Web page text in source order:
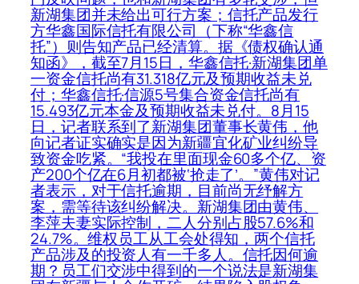
新湖集团并未给出可行方案；信托产品发行
方华鑫国际信托有限公司（下称“华鑫信
托”）则告知产品已经清算。据《债权确认通
知函》，截至7月15日，华鑫信托·新湖集团单
一资金信托尚有31.318亿元及预期收益未兑
付；华鑫信托·信源5号集合资金信托尚有
15.493亿元本金及预期收益未兑付。8月15
日，记者联系到了新湖集团董事长黄伟，他
向记者证实确实是因为新疆宜化矿业纠纷导
致资金吃紧。“我投在里面现金60多个亿、资
产200个亿在6月初都被‘抢走了’。”黄伟对记
者表示，对于信托逾期，目前尚无纾解方
案，需等待该纠纷解决。新湖集团由黄伟、
李萍夫妻实际控制，二人分别占股57.6%和
24.7%。维权员工从工会处得知，两个信托
产品涉及的投资人有一千多人。信托因何逾
期？员工们交涉中得到的一个说法是新湖集